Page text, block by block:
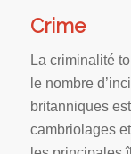
Crime
La criminalité
le nombre
britanniques
cambriolages